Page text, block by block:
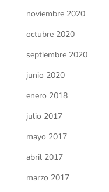
noviembre 2020
octubre 2020
septiembre 2020
junio 2020
enero 2018
julio 2017
mayo 2017
abril 2017
marzo 2017